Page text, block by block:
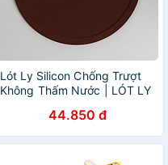
Lót Ly Silicon Chống Trượt
Không Thấm Nước | LÓT LY
CAFE KHÔNG HỌA TIẾT
44.850 đ